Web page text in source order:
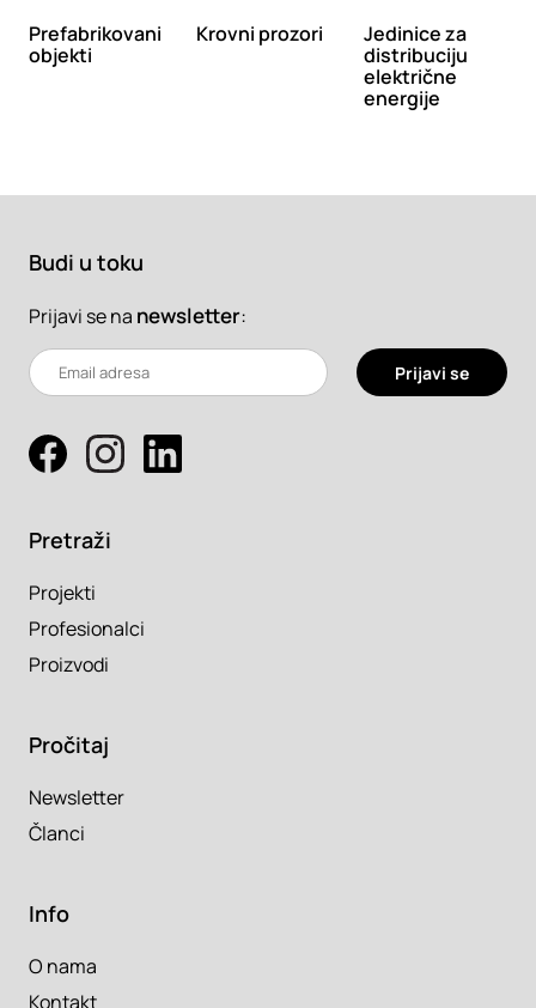
Prefabrikovani
objekti
Krovni prozori
Jedinice za
distribuciju
električne
energije
Budi u toku
Prijavi se na newsletter:
Prijavi se
Pretraži
Projekti
Profesionalci
Proizvodi
Pročitaj
Newsletter
Članci
Info
O nama
Kontakt